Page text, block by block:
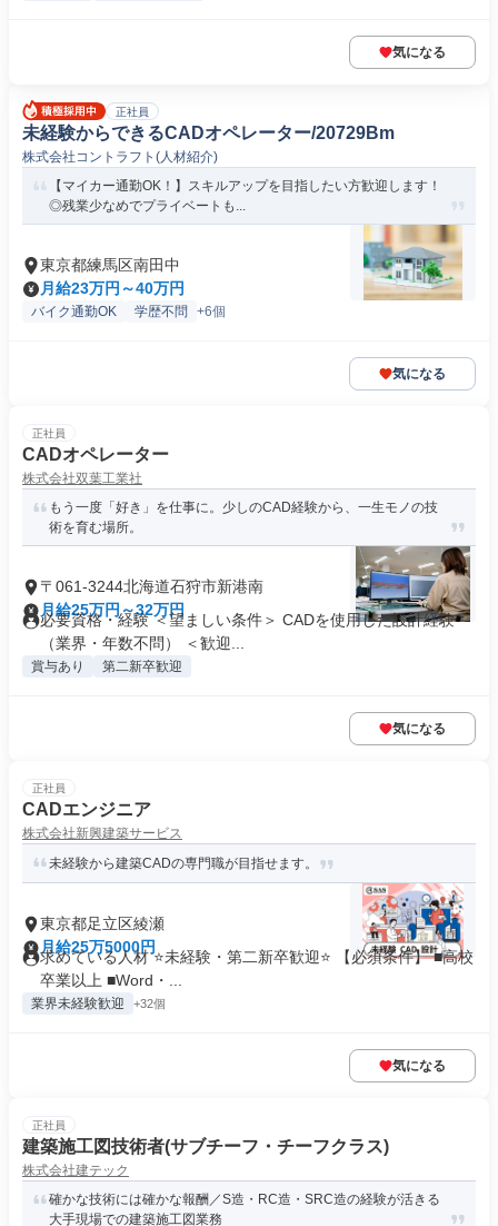
気になる
正社員
未経験からできるCADオペレーター/20729Bm
株式会社コントラフト(人材紹介)
【マイカー通勤OK！】スキルアップを目指したい方歓迎します！
◎残業少なめでプライベートも...
東京都練馬区南田中
月給23万円～40万円
バイク通勤OK 学歴不問 +6個
気になる
正社員
CADオペレーター
株式会社双葉工業社
もう一度「好き」を仕事に。少しのCAD経験から、一生モノの技
術を育む場所。
〒061-3244北海道石狩市新港南
月給25万円～32万円
必要資格・経験 ＜望ましい条件＞ CADを使用した設計経験
（業界・年数不問） ＜歓迎...
賞与あり 第二新卒歓迎
気になる
正社員
CADエンジニア
株式会社新興建築サービス
未経験から建築CADの専門職が目指せます。
東京都足立区綾瀬
月給25万5000円
求めている人材 ⭐未経験・第二新卒歓迎⭐ 【必須条件】 ■高校
卒業以上 ■Word・...
業界未経験歓迎 +32個
気になる
正社員
建築施工図技術者(サブチーフ・チーフクラス)
株式会社建テック
確かな技術には確かな報酬／S造・RC造・SRC造の経験が活きる
大手現場での建築施工図業務